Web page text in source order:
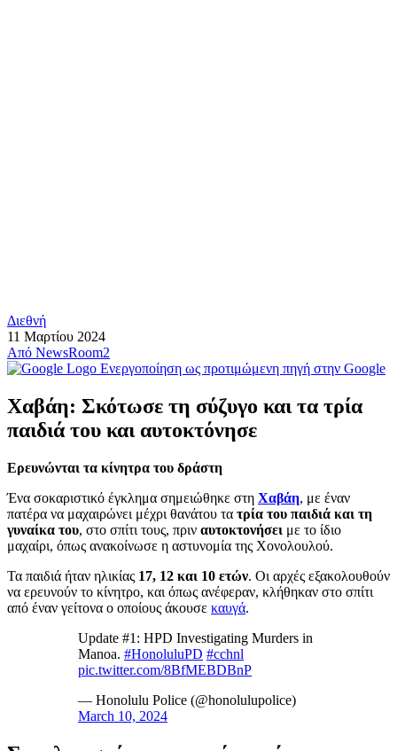
Διεθνή
11 Μαρτίου 2024
Από NewsRoom2
Ενεργοποίηση ως προτιμώμενη πηγή στην Google
Χαβάη: Σκότωσε τη σύζυγο και τα τρία
παιδιά του και αυτοκτόνησε
Ερευνώνται τα κίνητρα του δράστη
Ένα σοκαριστικό έγκλημα σημειώθηκε στη Χαβάη, με έναν
πατέρα να μαχαιρώνει μέχρι θανάτου τα τρία του παιδιά και τη
γυναίκα του, στο σπίτι τους, πριν αυτοκτονήσει με το ίδιο
μαχαίρι, όπως ανακοίνωσε η αστυνομία της Χονολουλού.
Τα παιδιά ήταν ηλικίας 17, 12 και 10 ετών. Οι αρχές εξακολουθούν
να ερευνούν το κίνητρο, και όπως ανέφεραν, κλήθηκαν στο σπίτι
από έναν γείτονα ο οποίους άκουσε καυγά.
Update #1: HPD Investigating Murders in
Manoa. #HonoluluPD #cchnl
pic.twitter.com/8BfMEBDBnP
— Honolulu Police (@honolulupolice)
March 10, 2024